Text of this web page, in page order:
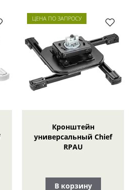
ЦЕНА ПО ЗАПРОСУ
Кронштейн
универсальный Chief
RPAU
В корзину